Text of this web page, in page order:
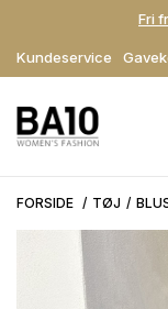
Kundeservice
Fri
FORSIDE TØJ